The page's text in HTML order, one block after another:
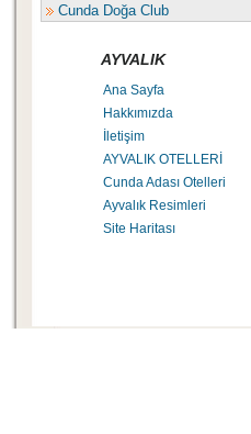
Cunda Doğa Club
AYVALIK
Ana Sayfa
Hakkımızda
İletişim
AYVALIK OTELLERİ
Cunda Adası Otelleri
Ayvalık Resimleri
Site Haritası